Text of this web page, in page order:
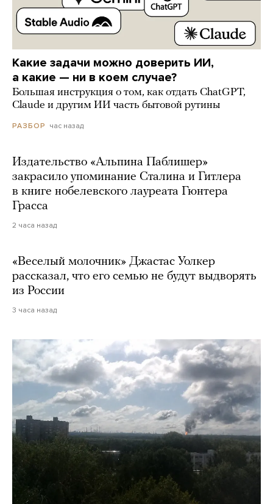
Какие задачи можно доверить ИИ,
а какие — ни в коем случае?
Большая инструкция о том, как отдать ChatGPT,
Claude и другим ИИ часть бытовой рутины
РАЗБОР час назад
Издательство «Альпина Паблишер»
закрасило упоминание Сталина и Гитлера
в книге нобелевского лауреата Гюнтера
Грасса
2 часа назад
«Веселый молочник» Джастас Уолкер
рассказал, что его семью не будут выдворять
из России
3 часа назад